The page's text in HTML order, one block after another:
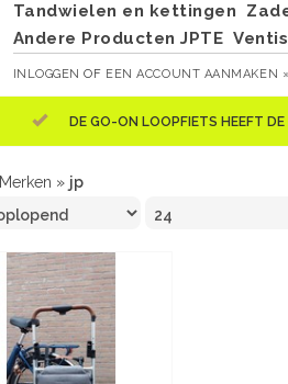
Tandwielen en kettingen
Andere Producten JPTE
INLOGGEN OF EEN ACCOUNT AANMAKEN »
DE GO-ON LOOPFIETS HEEFT
Merken » jp